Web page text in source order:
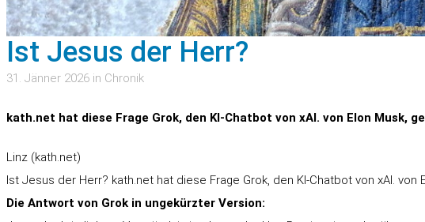
Ist Jesus der Herr?
31. Jänner 2026 in Chronik
kath.net hat diese Frage Grok, den KI-Chatbot von xAI. von Elon
Linz (kath.net)
Ist Jesus der Herr? kath.net hat diese Frage Grok, den KI-Chatbot von xAI.
Die Antwort von Grok in ungekürzter Version: